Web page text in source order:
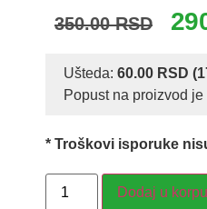
350.00RSD
je
bila:
Ušteda: 60.00 RSD
Popust na proizvod
* Troškovi isporuke
SOJA
Dodaj u korpu